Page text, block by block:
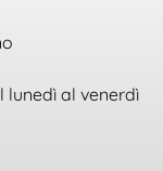
lunedì al venerdì